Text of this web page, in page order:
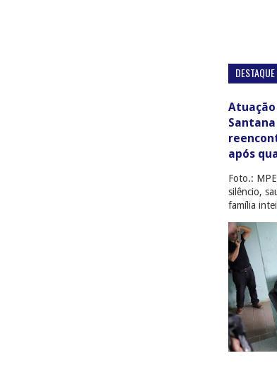
após
Foto.:
silêncio,
família